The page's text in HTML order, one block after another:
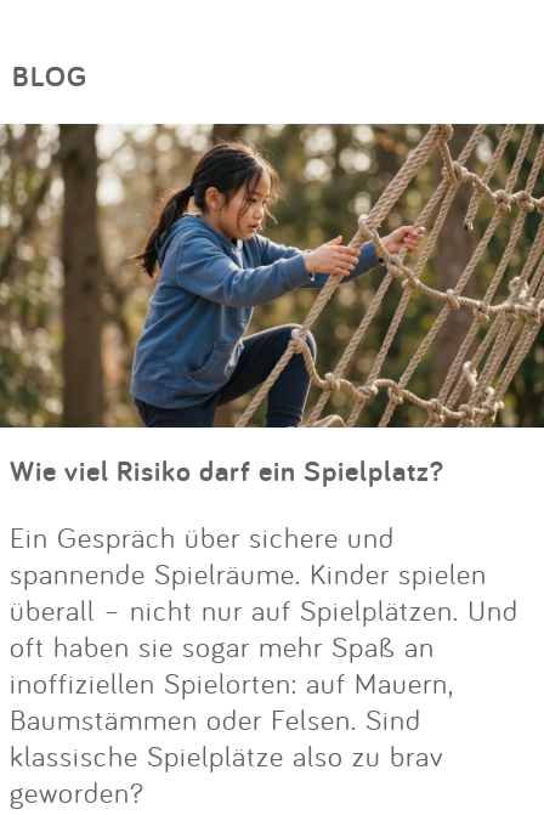
BLOG
Wie viel Risiko darf ein Spielplatz?
Ein Gespräch über sichere und
spannende Spielräume. Kinder spielen
überall – nicht nur auf Spielplätzen. Und
oft haben sie sogar mehr Spaß an
inoffiziellen Spielorten: auf Mauern,
Baumstämmen oder Felsen. Sind
klassische Spielplätze also zu brav
geworden?